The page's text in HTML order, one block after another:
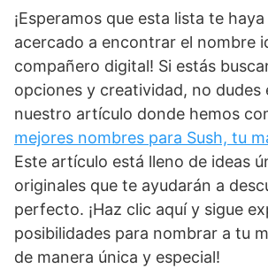
¡Esperamos que esta lista te
acercado a encontrar el nombre
compañero digital! Si estás
opciones y creatividad, no dudes
nuestro artículo donde hemos
mejores nombres para Sush, tu
Este artículo está lleno de ideas
originales que te ayudarán a
perfecto. ¡Haz clic aquí y sigue
posibilidades para nombrar a tu
de manera única y especial!